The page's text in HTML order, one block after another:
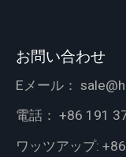
お問い合わせ
Eメール：
電話： +86 191
ワッツアップ: